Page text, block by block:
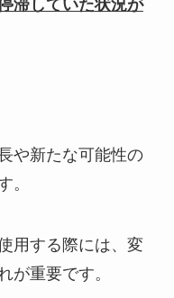
滞していた状況が
や新たな可能性の
。
用する際には、変
が重要です。